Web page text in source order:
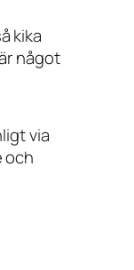
kika
något
via
och